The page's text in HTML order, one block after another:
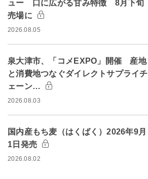
ュー 口に広がる甘み特徴 8月下旬
売場に
2026.08.05
泉大津市、「コメEXPO」開催 産地
と消費地つなぐダイレクトサプライチ
ェーン…
2026.08.03
国内産もち麦（はくばく）2026年9月
1日発売
2026.08.02